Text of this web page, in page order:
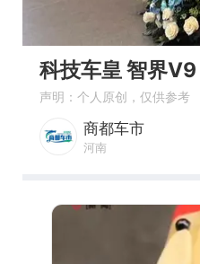
声明：个人原创，仅供参考
商都车市
河南